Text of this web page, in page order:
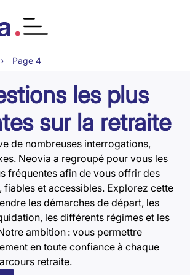
› Page 4
les plus
sur la retraite
de nombreuses interrogations,
Neovia a regroupé pour vous les
fréquentes afin de vous offrir des
fiables et accessibles. Explorez cette
les démarches de départ, les
les différents régimes et les
ambition : vous permettre
en toute confiance à chaque
retraite.